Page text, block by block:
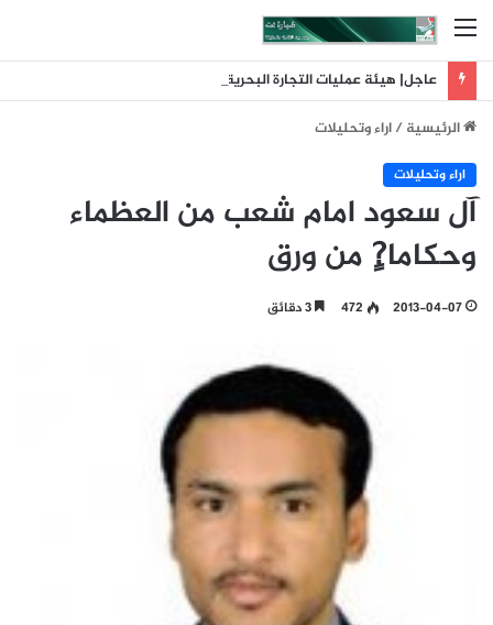
القائمة
الرئيسية/اراء وتحليلات
اراء وتحليلات
آل سعود امام شعب من العظماء
وحكاما?ٍ من ورق
2013-04-07
472